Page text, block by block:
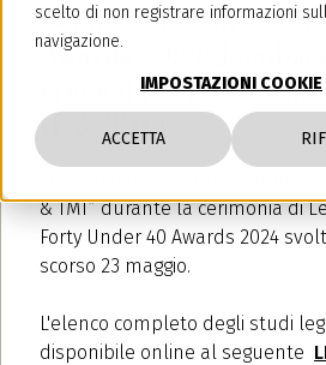
scelto di non registrare informazioni
navigazione.
IMPOSTAZIONI COOKIE
ACCETTA
Legalcommunity
Awards 2024:
vince il premio
IP & TMT”
Lo Studio ha ricevuto il premio
& TMT” durante la cerimonia di
Forty Under 40 Awards 2024
scorso 23 maggio.
L'elenco completo degli studi
disponibile online al seguente